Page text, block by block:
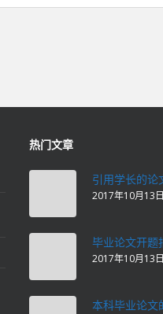
热门文章
引用学长的论
2017年10月13日
毕业论文开题
2017年10月13日
本科毕业论文